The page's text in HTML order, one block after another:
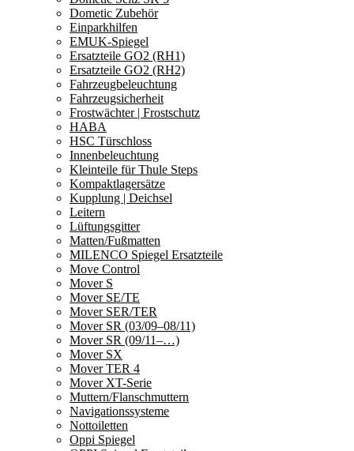
Dometic Zubehör
Einparkhilfen
EMUK-Spiegel
Ersatzteile GO2 (RH1)
Ersatzteile GO2 (RH2)
Fahrzeugbeleuchtung
Fahrzeugsicherheit
Frostwächter | Frostschutz
HABA
HSC Türschloss
Innenbeleuchtung
Kleinteile für Thule Steps
Kompaktlagersätze
Kupplung | Deichsel
Leitern
Lüftungsgitter
Matten/Fußmatten
MILENCO Spiegel Ersatzteile
Move Control
Mover S
Mover SE/TE
Mover SER/TER
Mover SR (03/09–08/11)
Mover SR (09/11–…)
Mover SX
Mover TER 4
Mover XT-Serie
Muttern/Flanschmuttern
Navigationssysteme
Nottoiletten
Oppi Spiegel